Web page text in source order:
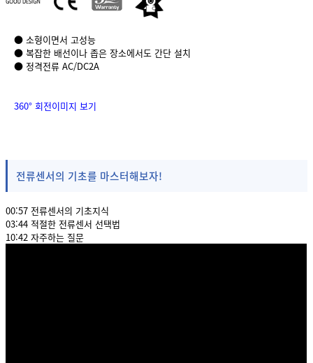
● 소형이면서 고성능
● 복잡한 배선이나 좁은 장소에서도 간단 설치
● 정격전류 AC/DC2A
360° 회전이미지 보기
전류센서의 기초를 마스터해보자!
00:57 전류센서의 기초지식
03:44 적절한 전류센서 선택법
10:42 자주하는 질문